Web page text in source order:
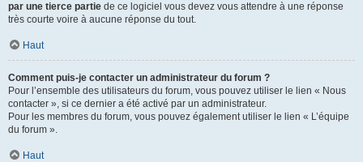
par une tierce partie de ce logiciel vous devez vous attendre à une réponse
très courte voire à aucune réponse du tout.
Haut
Comment puis-je contacter un administrateur du forum ?
Pour l’ensemble des utilisateurs du forum, vous pouvez utiliser le lien « Nous
contacter », si ce dernier a été activé par un administrateur.
Pour les membres du forum, vous pouvez également utiliser le lien « L’équipe
du forum ».
Haut